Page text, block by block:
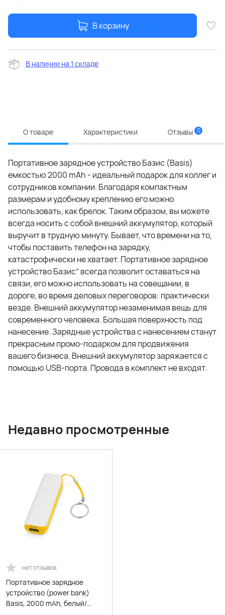
В корзину
В наличии на 1 складе
О товаре Характеристики Отзывы 0
Портативное зарядное устройство Базис (Basis)
емкостью 2000 mAh - идеальный подарок для коллег и
сотрудников компании. Благодаря компактным
размерам и удобному креплению его можно
использовать, как брелок. Таким образом, вы можете
всегда носить с собой внешний аккумулятор, который
выручит в трудную минуту. Бывает, что времени на то,
чтобы поставить телефон на зарядку,
катастрофически не хватает. Портативное зарядное
устройство Базис” всегда позволит оставаться на
связи, его можно использовать на совещании, в
дороге, во время деловых переговоров: практически
везде. Внешний аккумулятор незаменимая вещь для
современного человека. Большая поверхность под
нанесение. Зарядные устройства с нанесением станут
прекрасным промо-подарком для продвижения
вашего бизнеса. Внешний аккумулятор заряжается с
помощью USB-порта. Провода в комплект не входят.
Недавно просмотренные
нет отзывов
Портативное зарядное
устройство (power bank)
Basis, 2000 mAh, белый/